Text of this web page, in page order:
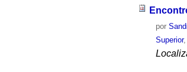
por
Superior